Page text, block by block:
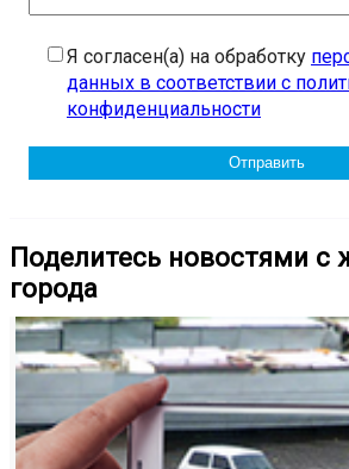
Я согласен(а) на обработку
данных в соответствии с
конфиденциальности
Поделитесь новостями с
города